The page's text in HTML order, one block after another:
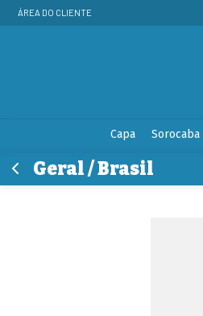
ÁREA DO CLIENTE
Capa Sorocaba
Geral / Brasil